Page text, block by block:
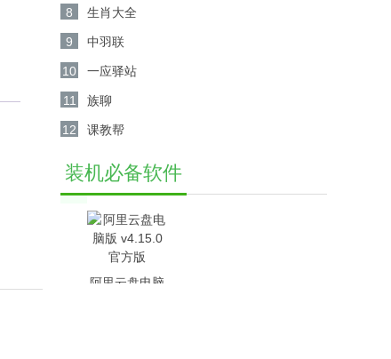
8 生肖大全
9 中羽联
10 一应驿站
11 族聊
12 课教帮
装机必备软件
阿里云盘电脑